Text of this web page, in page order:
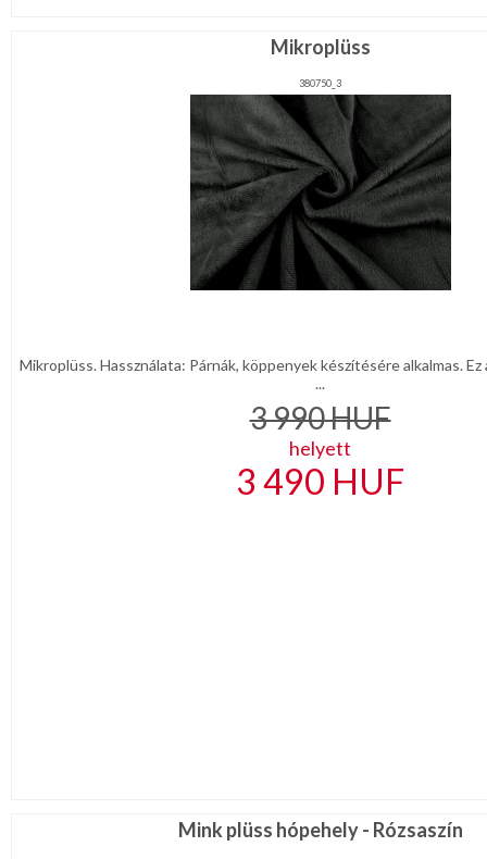
Mikroplüss
380750_3
Mikroplüss. Hassználata: Párnák, köppenyek készítésére alkalmas. Ez
...
3 990HUF
helyett
3 490 HUF
Mink plüss hópehely - Rózsaszín